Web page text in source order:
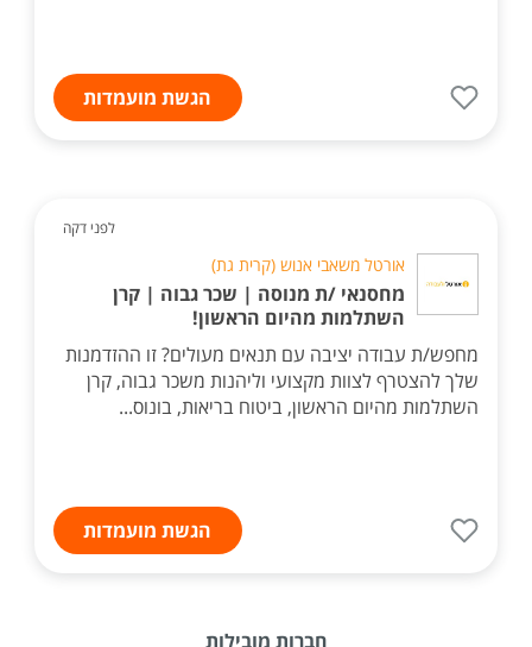
הגשת מועמדות
לפני דקה
אורטל משאבי אנוש (קרית גת)
מחסנאי /ת מנוסה | שכר גבוה | קרן
השתלמות מהיום הראשון!
מחפש/ת עבודה יציבה עם תנאים מעולים? זו ההזדמנות
שלך להצטרף לצוות מקצועי וליהנות משכר גבוה, קרן
השתלמות מהיום הראשון, ביטוח בריאות, בונוס...
הגשת מועמדות
חברות מובילות